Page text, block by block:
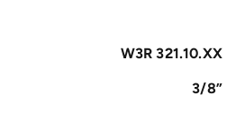
W3R 321.10.XX
3/8”